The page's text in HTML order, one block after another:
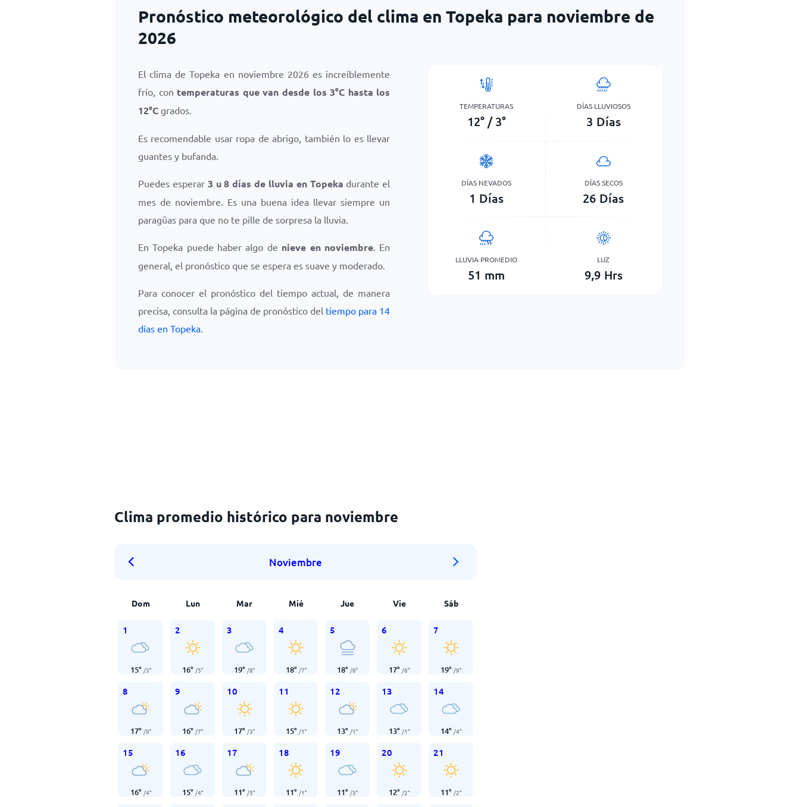
Pronóstico meteorológico del clima en Topeka para noviembre de
2026
El clima de Topeka en noviembre 2026 es increíblemente
frío, con temperaturas que van desde los3°C hasta los
12°C grados.
Es recomendable usar ropa de abrigo, también lo es llevar
guantes y bufanda.
Puedes esperar 3 u 8 días de lluvia en Topeka durante el
mes de noviembre. Es una buena idea llevar siempre un
paragüas para que no te pille de sorpresa la lluvia.
En Topeka puede haber algo de nieve en noviembre. En
general, el pronóstico que se espera es suave y moderado.
Para conocer el pronóstico del tiempo actual, de manera
precisa, consulta la página de pronóstico del tiempo para 14
días en Topeka.
TEMPERATURAS
12° / 3°
DÍAS LLUVIOSOS
3 Días
DÍAS NEVADOS
1 Días
DÍAS SECOS
26 Días
LLUVIA PROMEDIO
51 mm
LUZ
9,9 Hrs
Clima promedio histórico para noviembre
Noviembre
Dom Lun Mar Mié Jue Vie Sáb
1
15° /3°
2
16° /5°
3
19° /8°
4
18° /7°
5
18° /6°
6
17° /6°
7
19° /9°
8
17° /9°
9
16° /7°
10
17° /3°
11
15° /1°
12
13° /1°
13
13° /1°
14
14° /4°
15
16° /4°
16
15° /4°
17
11° /5°
18
11° /1°
19
11° /3°
20
12° /2°
21
11° /2°